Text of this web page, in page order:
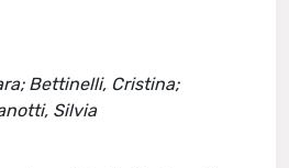
Bettinelli, Cristina;
Silvia